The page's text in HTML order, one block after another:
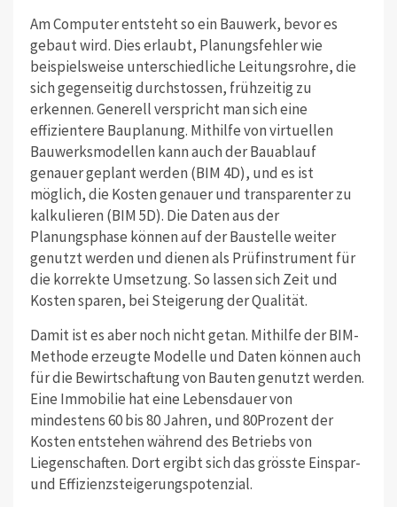
Am Computer entsteht so ein Bauwerk, bevor es
gebaut wird. Dies erlaubt, Planungsfehler wie
beispielsweise unterschiedliche Leitungsrohre, die
sich gegenseitig durchstossen, frühzeitig zu
erkennen. Generell verspricht man sich eine
effizientere Bauplanung. Mithilfe von virtuellen
Bauwerksmodellen kann auch der Bauablauf
genauer geplant werden (BIM 4D), und es ist
möglich, die Kosten genauer und transparenter zu
kalkulieren (BIM 5D). Die Daten aus der
Planungsphase können auf der Baustelle weiter
genutzt werden und dienen als Prüfinstrument für
die korrekte Umsetzung. So lassen sich Zeit und
Kosten sparen, bei Steigerung der Qualität.
Damit ist es aber noch nicht getan. Mithilfe der BIM-
Methode erzeugte Modelle und Daten können auch
für die Bewirtschaftung von Bauten genutzt werden.
Eine Immobilie hat eine Lebensdauer von
mindestens 60 bis 80 Jahren, und 80Prozent der
Kosten entstehen während des Betriebs von
Liegenschaften. Dort ergibt sich das grösste Einspar-
und Effizienzsteigerungspotenzial.